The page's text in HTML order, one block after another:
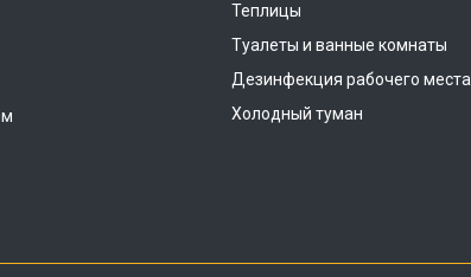
Теплицы
Туалеты и ванные комнаты
Дезинфекция рабочего места
Холодный туман